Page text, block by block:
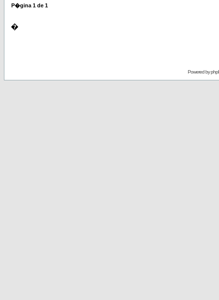
P�gina 1 de 1
�
Powered by